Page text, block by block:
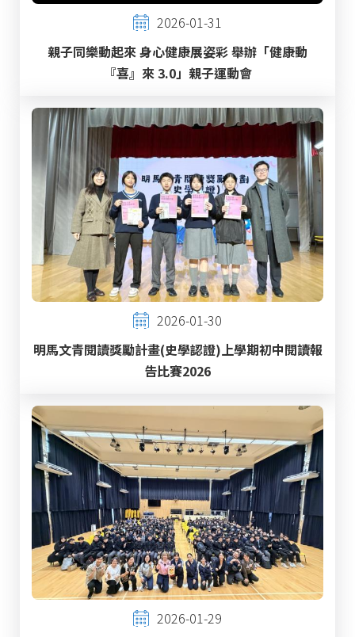
2026-01-31
親子同樂動起來 身心健康展姿彩 舉辦「健康動
『喜』來 3.0」親子運動會
2026-01-30
明馬文青閱讀獎勵計畫(史學認證)上學期初中閱讀報
告比賽2026
2026-01-29